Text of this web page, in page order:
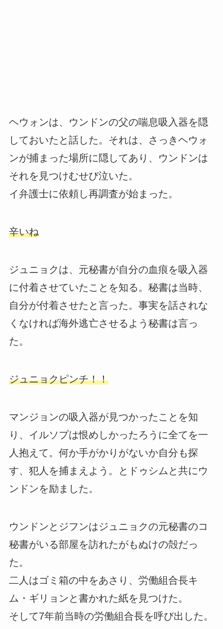
ヘウォンは、ウンドンの父の喘息吸入器を隠
しておいたと話した。それは、さっきヘウォ
ンが捕まった場所に隠してあり、ウンドンは
それを見つけむせび泣いた。
イ弁護士に依頼し再調査が始まった。
辛いね
ジュニョクは、元秘書が自分の血痕を吸入器
に付着させていたことを知る。秘書は当時、
自分が付着させたと言った。事実を話されな
くなければ海外逃亡させるよう秘書は言っ
た。
ジュニョクピンチ！！
マンジョンの吸入器が見つかったことを知
り、イルソプは恨めしかったろうに全てを一
人抱えて。何か手がかりがないか自分も探
す、犯人を捕まえよう。とドゥシムと共にウ
ンドンを励ました。
ウンドンとジフンはジュニョクの元秘書のコ
秘書がいる部屋を訪れたがもぬけの殻だっ
た。
二人はゴミ箱の中をあさり、労働組合長キ
ム・ギリョンと書かれた紙を見つけた。
そして7年前当時の労働組合長を呼び出した。